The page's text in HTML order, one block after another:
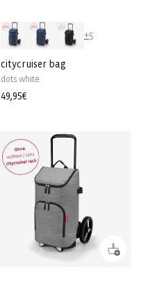
+5
citycruiser bag
dots white
Normaler
49,95€